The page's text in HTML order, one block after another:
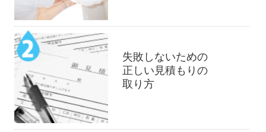
失敗しないための
正しい見積もりの
取り方